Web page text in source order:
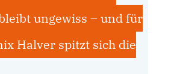
ungewiss – und für
Halver spitzt sich die